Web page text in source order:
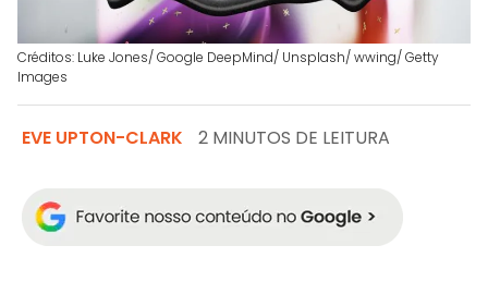
Créditos: Luke Jones/ Google DeepMind/ Unsplash/ wwing/ Getty
Images
EVE UPTON-CLARK 2 MINUTOS DE LEITURA